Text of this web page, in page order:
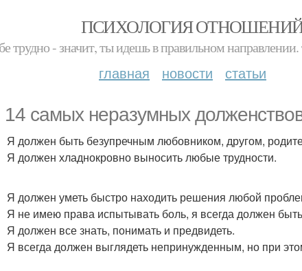
ПСИХОЛОГИЯ
трудно - значит, ты идешь в правильном
главная новости статьи
14 самых неразумных
Я должен быть безупречным любовником, другом,
Я должен хладнокровно выносить любые трудности.
Я должен уметь быстро находить решения любой
Я не имею права испытывать боль, я всегда должен
Я должен все знать, понимать и предвидеть.
Я всегда должен выглядеть непринужденным, но при